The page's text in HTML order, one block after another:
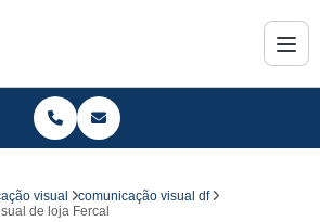
visual
comunicação visual df
de loja Fercal